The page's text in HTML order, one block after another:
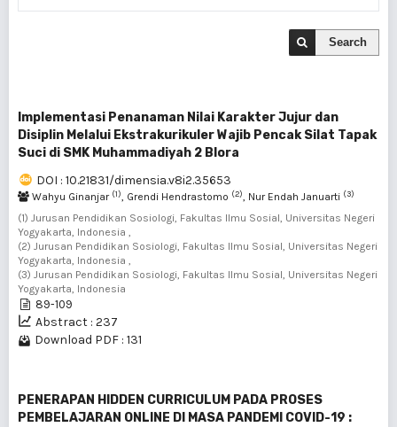
Search
Implementasi Penanaman Nilai Karakter Jujur dan
Disiplin Melalui Ekstrakurikuler Wajib Pencak Silat Tapak
Suci di SMK Muhammadiyah 2 Blora
DOI : 10.21831/dimensia.v8i2.35653
Wahyu Ginanjar (1), Grendi Hendrastomo (2), Nur Endah Januarti (3)
(1) Jurusan Pendidikan Sosiologi, Fakultas Ilmu Sosial, Universitas Negeri
Yogyakarta, Indonesia ,
(2) Jurusan Pendidikan Sosiologi, Fakultas Ilmu Sosial, Universitas Negeri
Yogyakarta, Indonesia ,
(3) Jurusan Pendidikan Sosiologi, Fakultas Ilmu Sosial, Universitas Negeri
Yogyakarta, Indonesia
89-109
Abstract : 237
Download PDF : 131
PENERAPAN HIDDEN CURRICULUM PADA PROSES
PEMBELAJARAN ONLINE DI MASA PANDEMI COVID-19 :